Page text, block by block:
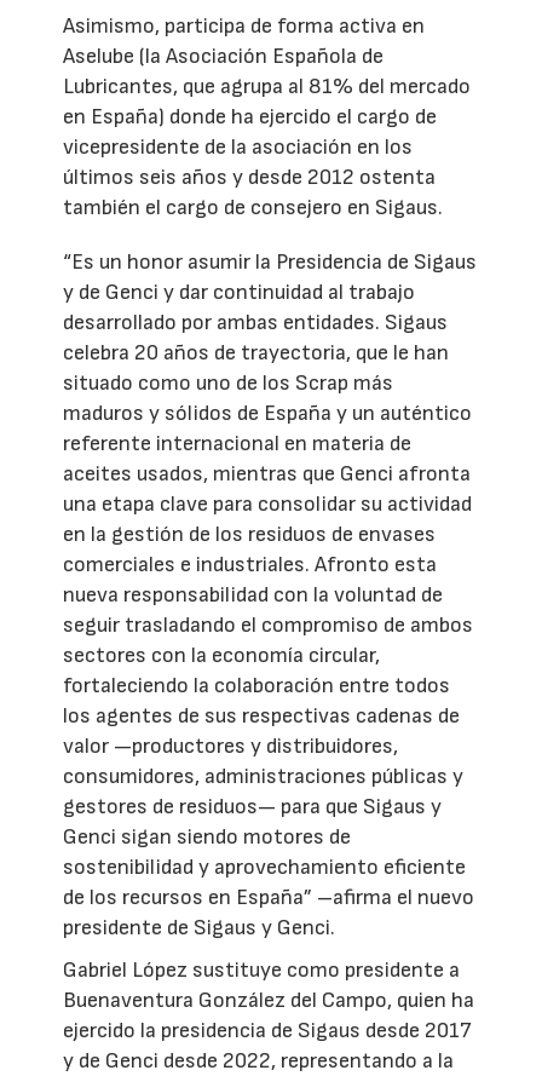
Asimismo, participa de forma activa en
Aselube (la Asociación Española de
Lubricantes, que agrupa al 81% del mercado
en España) donde ha ejercido el cargo de
vicepresidente de la asociación en los
últimos seis años y desde 2012 ostenta
también el cargo de consejero en Sigaus.
“Es un honor asumir la Presidencia de Sigaus
y de Genci y dar continuidad al trabajo
desarrollado por ambas entidades. Sigaus
celebra 20 años de trayectoria, que le han
situado como uno de los Scrap más
maduros y sólidos de España y un auténtico
referente internacional en materia de
aceites usados, mientras que Genci afronta
una etapa clave para consolidar su actividad
en la gestión de los residuos de envases
comerciales e industriales. Afronto esta
nueva responsabilidad con la voluntad de
seguir trasladando el compromiso de ambos
sectores con la economía circular,
fortaleciendo la colaboración entre todos
los agentes de sus respectivas cadenas de
valor —productores y distribuidores,
consumidores, administraciones públicas y
gestores de residuos— para que Sigaus y
Genci sigan siendo motores de
sostenibilidad y aprovechamiento eficiente
de los recursos en España” –afirma el nuevo
presidente de Sigaus y Genci.
Gabriel López sustituye como presidente a
Buenaventura González del Campo, quien ha
ejercido la presidencia de Sigaus desde 2017
y de Genci desde 2022, representando a la